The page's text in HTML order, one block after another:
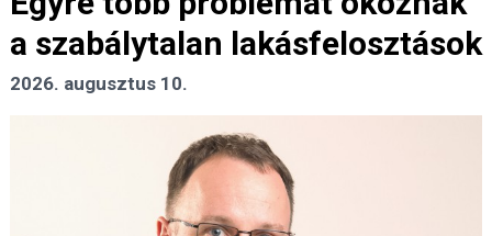
a szabálytalan lakásfelosztások
2026. augusztus 10.